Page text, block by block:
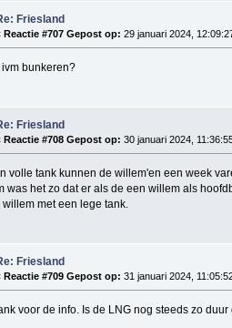
Friesland
Reactie #707 Gepost op: 29 januari 2024,
bunkeren?
Friesland
Reactie #708 Gepost op: 30 januari 2024,
volle tank kunnen de willem'en een week
was het zo dat er als de een willem als
met een lege tank.
Friesland
Reactie #709 Gepost op: 31 januari 2024,
voor de info. Is de LNG nog steeds zo duur